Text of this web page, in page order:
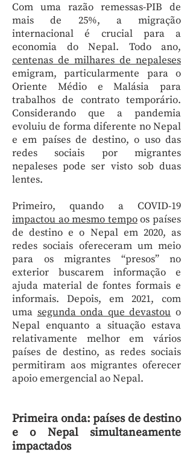
Com uma razão remessas-PIB de
mais de 25%, a migração
internacional é crucial para a
economia do Nepal. Todo ano,
centenas de milhares de nepaleses
emigram, particularmente para o
Oriente Médio e Malásia para
trabalhos de contrato temporário.
Considerando que a pandemia
evoluiu de forma diferente no Nepal
e em países de destino, o uso das
redes sociais por migrantes
nepaleses pode ser visto sob duas
lentes.
Primeiro, quando a COVID-19
impactou ao mesmo tempoos países
de destino e o Nepal em 2020, as
redes sociais ofereceram um meio
para os migrantes “presos” no
exterior buscarem informação e
ajuda material de fontes formais e
informais. Depois, em 2021, com
uma segunda onda que devastou o
Nepal enquanto a situação estava
relativamente melhor em vários
países de destino, as redes sociais
permitiram aos migrantes oferecer
apoio emergencial ao Nepal.
Primeira onda: países de destino
e o Nepal simultaneamente
impactados